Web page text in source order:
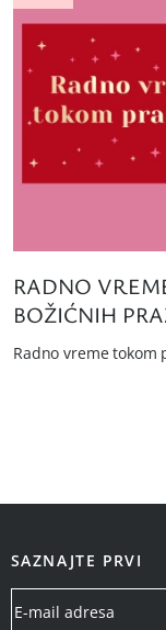
RADNO
BOŽIĆNIH
Radno vreme tokom
SAZNAJTE PRVI